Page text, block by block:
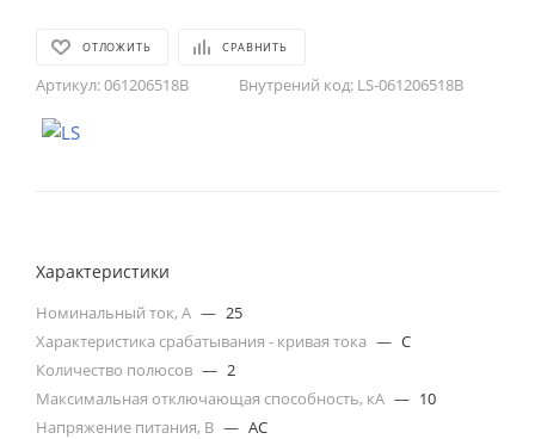
ОТЛОЖИТЬ СРАВНИТЬ
Артикул:061206518B Внутрений код: LS-061206518B
Характеристики
Номинальный ток, А — 25
Характеристика срабатывания - кривая тока — C
Количество полюсов — 2
Максимальная отключающая способность, кА — 10
Напряжение питания, В — AC